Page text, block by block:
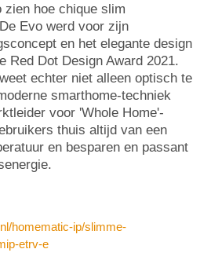
zien hoe chique slim
Evo werd voor zijn
en het elegante design
Red Dot Design Award 2021.
echter niet alleen optisch te
smarthome-techniek
voor 'Whole Home'-
thuis altijd van een
en besparen en passant
homematic-ip/slimme-
etrv-e